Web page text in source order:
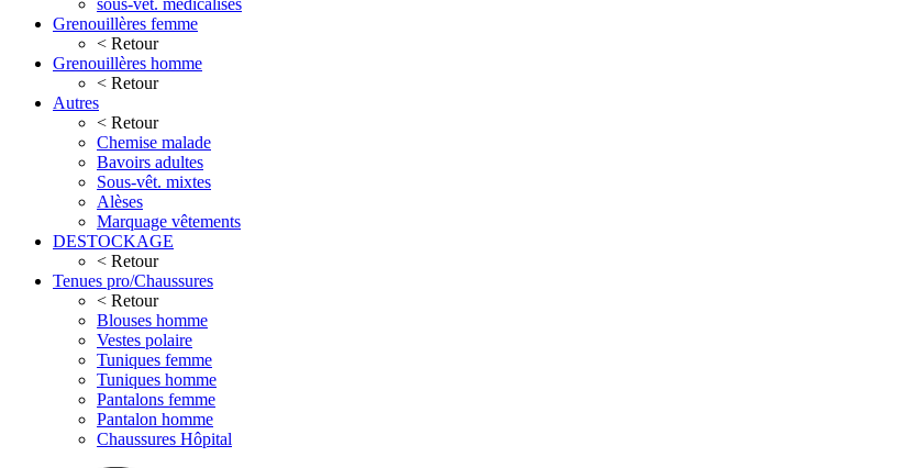
sous-vêt. médicalisés
Grenouillères femme
< Retour
Grenouillères homme
< Retour
Autres
< Retour
Chemise malade
Bavoirs adultes
Sous-vêt. mixtes
Alèses
Marquage vêtements
DESTOCKAGE
< Retour
Tenues pro/Chaussures
< Retour
Blouses homme
Vestes polaire
Tuniques femme
Tuniques homme
Pantalons femme
Pantalon homme
Chaussures Hôpital